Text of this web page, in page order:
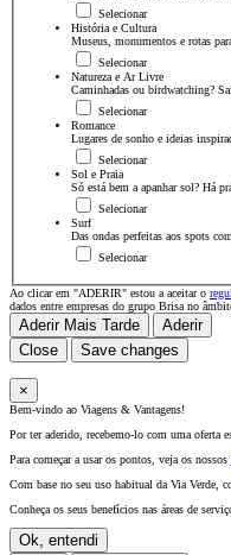
Selecionar
História e Cultura
Museus, monumentos e rotas
Selecionar
Natureza e Ar Livre
Caminhadas ou birdwatching?
Selecionar
Romance
Lugares de sonho e ideias
Selecionar
Sol e Praia
Só está bem a apanhar sol? Há
Selecionar
Surf
Das ondas perfeitas aos spots
Selecionar
Ao clicar em "ADERIR" estou a aceitar o
dados entre empresas do grupo Brisa no
Aderir Mais Tarde
Aderir
Close
Save changes
×
Bem-vindo ao Viagens & Vantagens!
Por ter aderido, recebemo-lo com uma oferta
Para começar a usar os pontos, veja os nossos
Com base no seu uso habitual da Via Verde,
Conheça os seus benefícios nas áreas de
Ok, entendi